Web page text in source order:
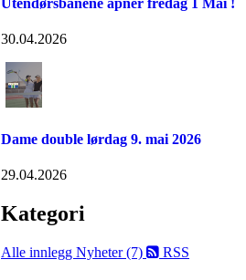
Utendørsbanene åpner fredag 1 Mai !
30.04.2026
Dame double lørdag 9. mai 2026
29.04.2026
Kategori
Alle innlegg Nyheter (7) RSS